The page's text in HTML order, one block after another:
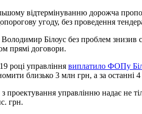
відтермінуванню дорожча
угоду, без проведення
Білоус без проблем
прямі договори.
році управління виплатило ФОПу
близько 3 млн грн, а за
з проектування управлінню надає не
грн.